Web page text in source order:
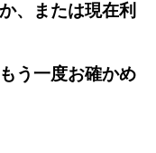
、または現在利
う一度お確かめ